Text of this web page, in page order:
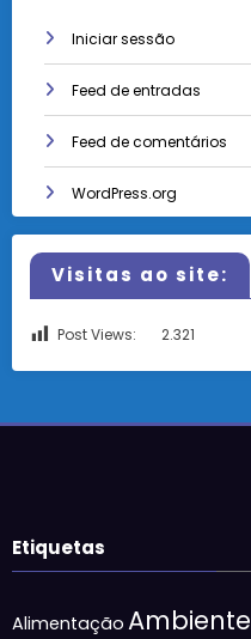
Iniciar sessão
Feed de entradas
Feed de comentários
WordPress.org
Visitas ao site:
Post Views: 2.321
Etiquetas
Alimentação Ambiente